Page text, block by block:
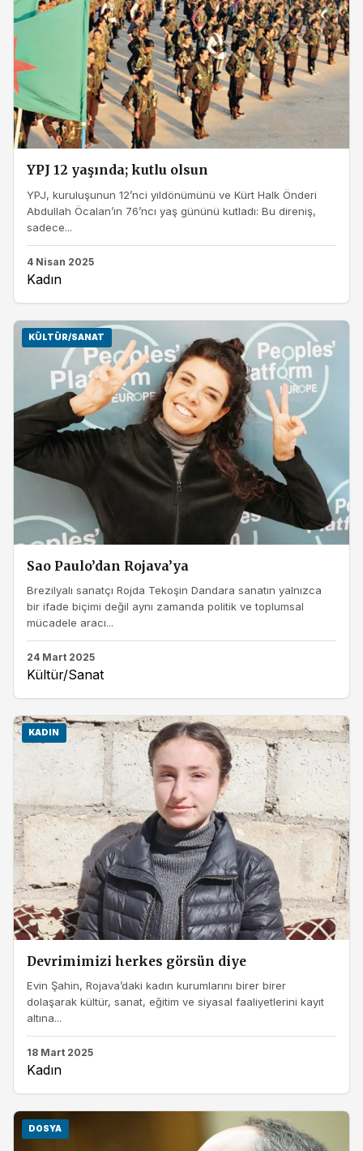
YPJ 12 yaşında; kutlu olsun
YPJ, kuruluşunun 12’nci yıldönümünü ve Kürt Halk Önderi
Abdullah Öcalan’ın 76’ncı yaş gününü kutladı: Bu direniş,
sadece...
4 Nisan 2025
Kadın
KÜLTÜR/SANAT
Sao Paulo’dan Rojava’ya
Brezilyalı sanatçı Rojda Tekoşin Dandara sanatın yalnızca
bir ifade biçimi değil aynı zamanda politik ve toplumsal
mücadele aracı...
24 Mart 2025
Kültür/Sanat
KADIN
Devrimimizi herkes görsün diye
Evin Şahin, Rojava’daki kadın kurumlarını birer birer
dolaşarak kültür, sanat, eğitim ve siyasal faaliyetlerini kayıt
altına...
18 Mart 2025
Kadın
DOSYA